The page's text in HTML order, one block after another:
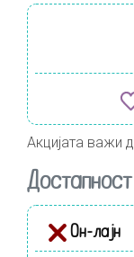
Акцијата важи
Достапност
Он-лајн